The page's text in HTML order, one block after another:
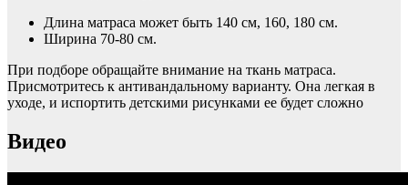
Длина матраса может быть 140 см, 160, 180 см.
Ширина 70-80 см.
При подборе обращайте внимание на ткань матраса.
Присмотритесь к антивандальному варианту. Она легкая в
уходе, и испортить детскими рисунками ее будет сложно
Видео